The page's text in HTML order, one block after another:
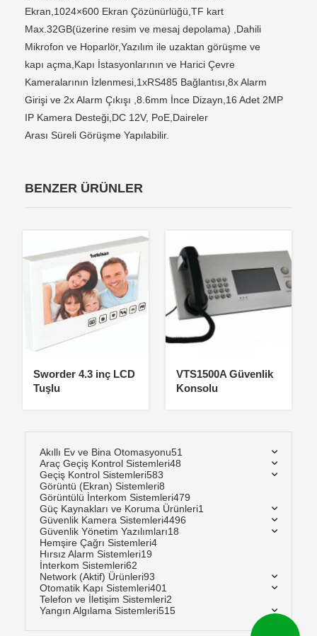
Ekran,1024×600 Ekran Çözünürlüğü,TF kart
Max.32GB(üzerine resim ve mesaj depolama) ,Dahili
Mikrofon ve Hoparlör,Yazılım ile uzaktan görüşme ve
kapı açma,Kapı İstasyonlarının ve Harici Çevre
Kameralarının İzlenmesi,1xRS485 Bağlantısı,8x Alarm
Girişi ve 2x Alarm Çıkışı ,8.6mm İnce Dizayn,16 Adet 2MP
IP Kamera Desteği,DC 12V, PoE,Daireler
Arası Süreli Görüşme Yapılabilir.
BENZER ÜRÜNLER
Sworder 4.3 inç LCD
Tuşlu
VTS1500A Güvenlik
Konsolu
Akıllı Ev ve Bina Otomasyonu51
Araç Geçiş Kontrol Sistemleri48
Geçiş Kontrol Sistemleri583
Görüntü (Ekran) Sistemleri8
Görüntülü İnterkom Sistemleri479
Güç Kaynakları ve Koruma Ürünleri1
Güvenlik Kamera Sistemleri4496
Güvenlik Yönetim Yazılımları18
Hemşire Çağrı Sistemleri4
Hırsız Alarm Sistemleri19
İnterkom Sistemleri62
Network (Aktif) Ürünleri93
Otomatik Kapı Sistemleri401
Telefon ve İletişim Sistemleri2
Yangın Algılama Sistemleri515